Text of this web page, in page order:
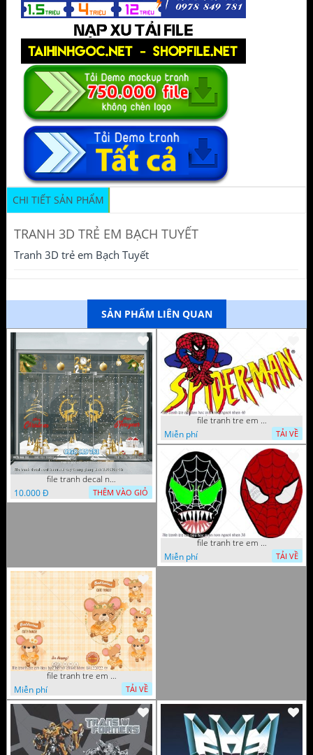
CHI TIẾT SẢN PHẨM
TRANH 3D TRẺ EM BẠCH TUYẾT
Tranh 3D trẻ em Bạch Tuyết
SẢN PHẨM LIÊN QUAN
file tranh decal noel huou nai cay thong giang sinh 28112024 h
10.000 Đ
THÊM VÀO GIỎ
file tranh tre em tieu hoc man non nguoi nhen 40
Miễn phí
TẢI VỀ
file tranh tre em tieu hoc man non nguoi nhen 36
Miễn phí
TẢI VỀ
file tranh tre em tieu hoc bia vo chuot nhay 16122022 vy
Miễn phí
TẢI VỀ